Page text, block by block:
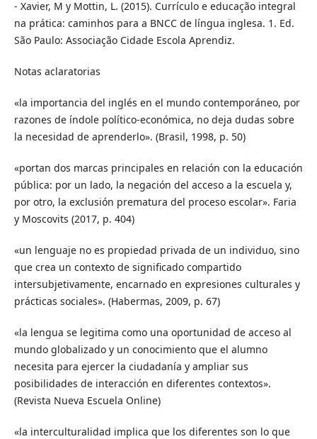
- Xavier, M y Mottin, L. (2015). Currículo e educação integral
na prática: caminhos para a BNCC de língua inglesa. 1. Ed.
São Paulo: Associação Cidade Escola Aprendiz.
Notas aclaratorias
«la importancia del inglés en el mundo contemporáneo, por
razones de índole político-económica, no deja dudas sobre
la necesidad de aprenderlo». (Brasil, 1998, p. 50)
«portan dos marcas principales en relación con la educación
pública: por un lado, la negación del acceso a la escuela y,
por otro, la exclusión prematura del proceso escolar». Faria
y Moscovits (2017, p. 404)
«un lenguaje no es propiedad privada de un individuo, sino
que crea un contexto de significado compartido
intersubjetivamente, encarnado en expresiones culturales y
prácticas sociales». (Habermas, 2009, p. 67)
«la lengua se legitima como una oportunidad de acceso al
mundo globalizado y un conocimiento que el alumno
necesita para ejercer la ciudadanía y ampliar sus
posibilidades de interacción en diferentes contextos».
(Revista Nueva Escuela Online)
«la interculturalidad implica que los diferentes son lo que